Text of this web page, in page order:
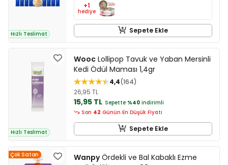
Hızlı Teslimat
+1
hediye
Sepete Ekle
Hızlı Teslimat
Wooc Lollipop Tavuk ve Yaban Mersinli
Kedi Ödül Maması 1,4gr
4,4 164
26,95 TL
15,95 TL Sepette %40 indirimli
Son 42 Günün En Düşük Fiyatı
Sepete Ekle
Çok Satan WanpyÖrdekli ve Bal Kabaklı Ezme